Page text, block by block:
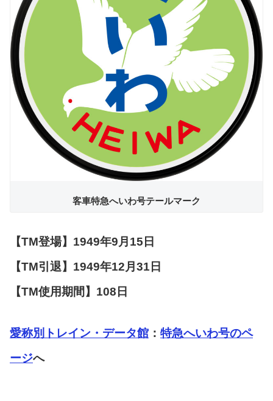
客車特急へいわ号テールマーク
【TM登場】1949年9月15日
【TM引退】1949年12月31日
【TM使用期間】108日
愛称別トレイン・データ館 ： 特急へいわ号のペ
ージへ